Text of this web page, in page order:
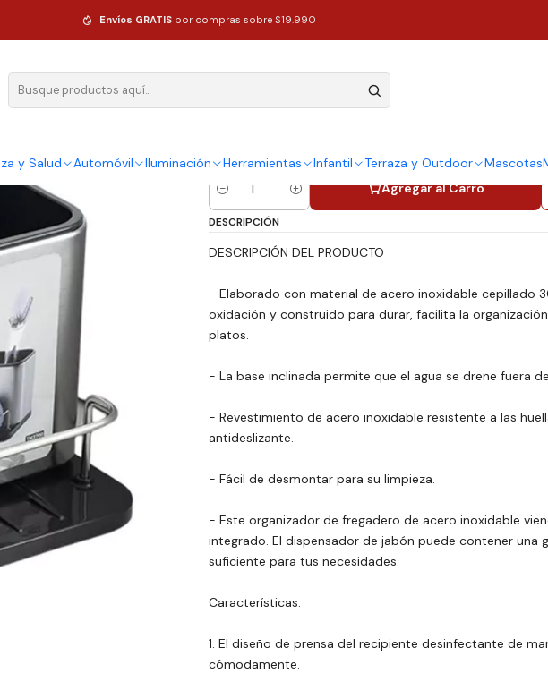
y Salud Automóvil Iluminación Herramientas Infantil Terraza y Outdoor Mascotas
Envíos GRATIS por compras sobre $19.990
Y Porta Esponja Organizador Color Plateado
| Dispensador De
Porta Esponja
Cantidad
Agregar al Carro
DESCRIPCIÓN
DESCRIPCIÓN DEL PRODUCTO
- Elaborado con material de acero inoxidable cepillado
oxidación y construido para durar, facilita la
platos.
- La base inclinada permite que el agua se drene fuera
- Revestimiento de acero inoxidable resistente a las
antideslizante.
- Fácil de desmontar para su limpieza.
- Este organizador de fregadero de acero inoxidable
integrado. El dispensador de jabón puede contener una
suficiente para tus necesidades.
Características:
1. El diseño de prensa del recipiente desinfectante de
cómodamente.